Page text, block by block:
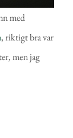
med
, riktigt bra var
men jag